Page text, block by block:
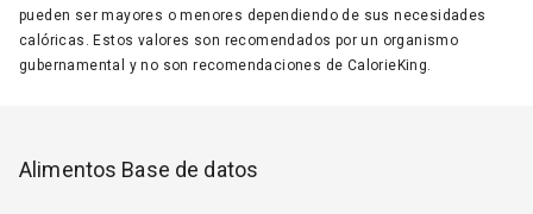
pueden ser mayores o menores dependiendo de sus necesidades
calóricas. Estos valores son recomendados por un organismo
gubernamental y no son recomendaciones de CalorieKing.
Alimentos Base de datos